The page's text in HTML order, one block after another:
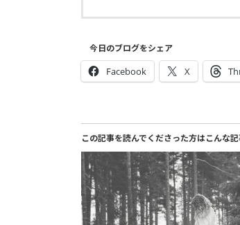
今日のブログをシェア
Facebook X
この記事を読んでくださった方はこんな記